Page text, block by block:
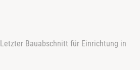
Letzter Bauabschnitt für Einrichtung in